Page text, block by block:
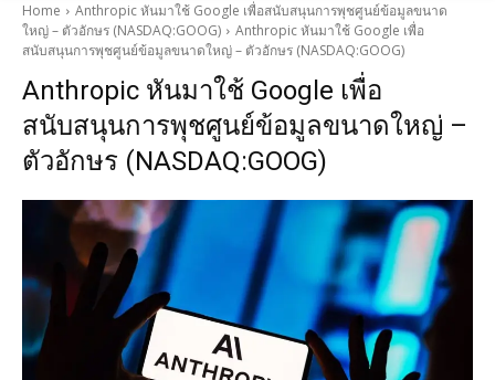
Home
Anthropic หันมาใช้ Google เพื่อสนับสนุนการพุชศูนย์ข้อมูลขนาด
ใหญ่ – ตัวอักษร (NASDAQ:GOOG)
Anthropic หันมาใช้ Google เพื่อ
สนับสนุนการพุชศูนย์ข้อมูลขนาดใหญ่ – ตัวอักษร (NASDAQ:GOOG)
Anthropic หันมาใช้ Google เพื่อ
สนับสนุนการพุชศูนย์ข้อมูลขนาดใหญ่ –
ตัวอักษร (NASDAQ:GOOG)